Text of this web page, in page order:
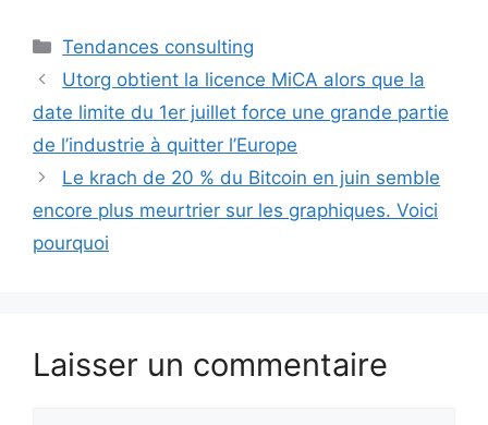
Catégories
Tendances consulting
Utorg obtient la licence MiCA alors que la
date limite du 1er juillet force une grande partie
de l’industrie à quitter l’Europe
Le krach de 20 % du Bitcoin en juin semble
encore plus meurtrier sur les graphiques. Voici
pourquoi
Laisser un commentaire